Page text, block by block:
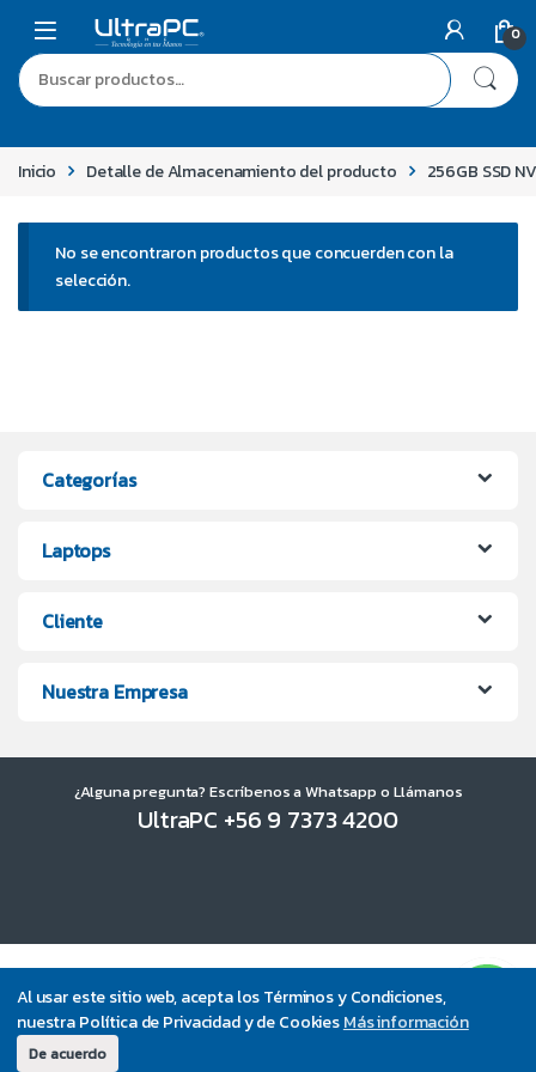
Al usar este sitio web, acepta los Términos y Condiciones,
nuestra Política de Privacidad y de CookiesMás información
De acuerdo
Skip to navigation
0
Buscar por:
Inicio Detalle de Almacenamiento del producto 256GB SSD
No se encontraron productos que concuerden con la
selección.
Categorías
Laptops
Cliente
Nuestra Empresa
¿Alguna pregunta? Escríbenos a Whatsapp o Llámanos
UltraPC +56 9 7373 4200